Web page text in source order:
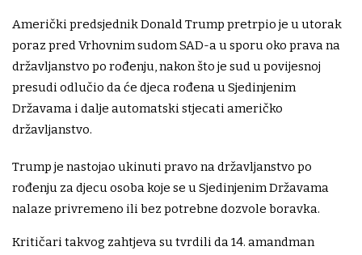
Američki predsjednik Donald Trump pretrpio je u utorak
poraz pred Vrhovnim sudom SAD-a u sporu oko prava na
državljanstvo po rođenju, nakon što je sud u povijesnoj
presudi odlučio da će djeca rođena u Sjedinjenim
Državama i dalje automatski stjecati američko
državljanstvo.
Trump je nastojao ukinuti pravo na državljanstvo po
rođenju za djecu osoba koje se u Sjedinjenim Državama
nalaze privremeno ili bez potrebne dozvole boravka.
Kritičari takvog zahtjeva su tvrdili da 14. amandman